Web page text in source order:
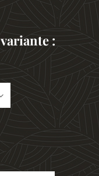
: